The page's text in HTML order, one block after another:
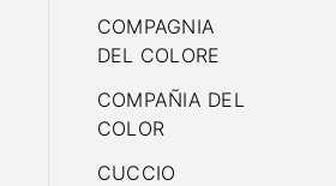
COMPAGNIA
DEL COLORE
COMPAÑIA DEL
COLOR
CUCCIO